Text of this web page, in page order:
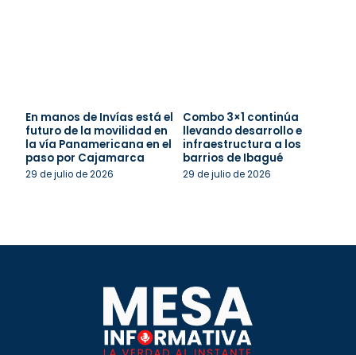
En manos de Invías está el
futuro de la movilidad en
la vía Panamericana en el
paso por Cajamarca
29 de julio de 2026
Combo 3×1 continúa
llevando desarrollo e
infraestructura a los
barrios de Ibagué
29 de julio de 2026